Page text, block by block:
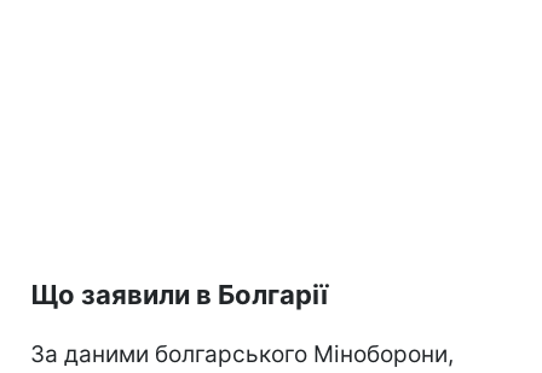
Що заявили в Болгарії
За даними болгарського Міноборони,